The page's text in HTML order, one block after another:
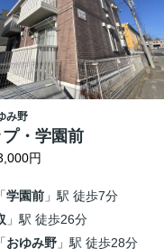
み野
・学園前
円
学園前」駅 徒歩7分
」駅 徒歩26分
おゆみ野」駅 徒歩28分